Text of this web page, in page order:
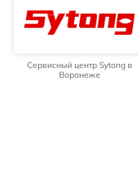
Сервисный центр Sytong в
Воронеже